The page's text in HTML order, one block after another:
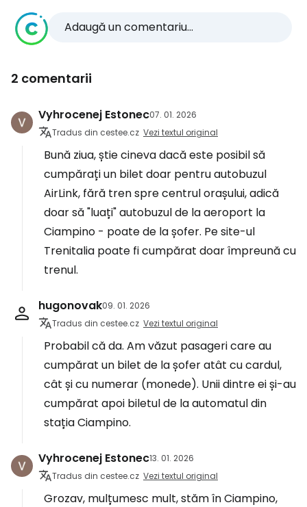
Adaugă un comentariu...
2 comentarii
Vyhrocenej Estonec07. 01. 2026
Tradus din cestee.cz Vezi textul original
Bună ziua, știe cineva dacă este posibil să
cumpărați un bilet doar pentru autobuzul
AirLink, fără tren spre centrul orașului, adică
doar să "luați" autobuzul de la aeroport la
Ciampino - poate de la șofer. Pe site-ul
Trenitalia poate fi cumpărat doar împreună cu
trenul.
hugonovak09. 01. 2026
Tradus din cestee.cz Vezi textul original
Probabil că da. Am văzut pasageri care au
cumpărat un bilet de la șofer atât cu cardul,
cât și cu numerar (monede). Unii dintre ei și-au
cumpărat apoi biletul de la automatul din
stația Ciampino.
Vyhrocenej Estonec13. 01. 2026
Tradus din cestee.cz Vezi textul original
Grozav, mulțumesc mult, stăm în Ciampino,